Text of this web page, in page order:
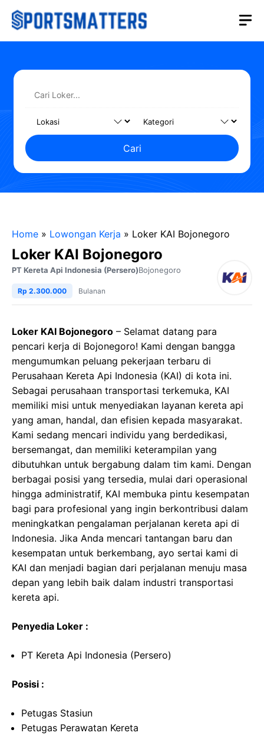
Langsung
Cari
Home » Lowongan Kerja » Loker KAI Bojonegoro
Loker KAI Bojonegoro
PT Kereta Api Indonesia (Persero)Bojonegoro
Rp 2.300.000 Bulanan
Loker KAI Bojonegoro – Selamat datang para
pencari kerja di Bojonegoro! Kami dengan bangga
mengumumkan peluang pekerjaan terbaru di
Perusahaan Kereta Api Indonesia (KAI) di kota ini.
Sebagai perusahaan transportasi terkemuka, KAI
memiliki misi untuk menyediakan layanan kereta api
yang aman, handal, dan efisien kepada masyarakat.
Kami sedang mencari individu yang berdedikasi,
bersemangat, dan memiliki keterampilan yang
dibutuhkan untuk bergabung dalam tim kami. Dengan
berbagai posisi yang tersedia, mulai dari operasional
hingga administratif, KAI membuka pintu kesempatan
bagi para profesional yang ingin berkontribusi dalam
meningkatkan pengalaman perjalanan kereta api di
Indonesia. Jika Anda mencari tantangan baru dan
kesempatan untuk berkembang, ayo sertai kami di
KAI dan menjadi bagian dari perjalanan menuju masa
depan yang lebih baik dalam industri transportasi
kereta api.
Penyedia Loker :
PT Kereta Api Indonesia (Persero)
Posisi :
Petugas Stasiun
Petugas Perawatan Kereta